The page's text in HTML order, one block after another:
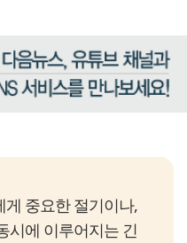
게 중요한 절기이나,
시에 이루어지는 긴